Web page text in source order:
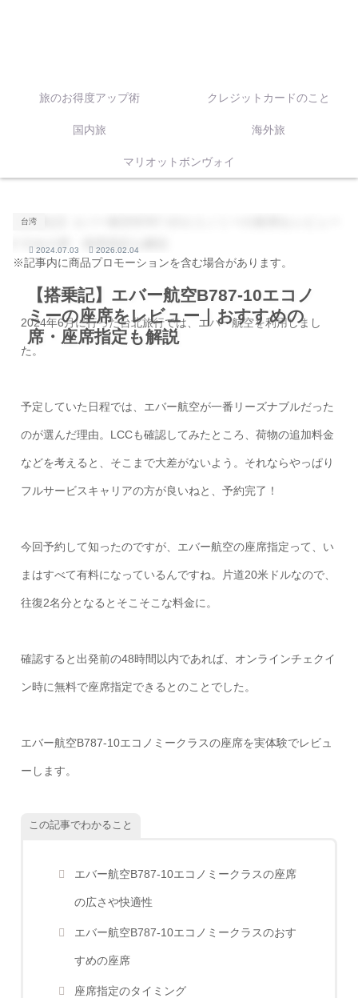
旅のお得度アップ術 クレジットカードのこと
国内旅 海外旅
マリオットボンヴォイ
【搭乗記】エバー航空B787-10エコノ
ミーの座席をレビュー｜おすすめの
席・座席指定も解説
台湾
2024.07.03 2026.02.04
※記事内に商品プロモーションを含む場合があります。
2024年6月に行った台北旅行では、エバー航空を利用しまし
た。
予定していた日程では、エバー航空が一番リーズナブルだった
のが選んだ理由。LCCも確認してみたところ、荷物の追加料金
などを考えると、そこまで大差がないよう。それならやっぱり
フルサービスキャリアの方が良いねと、予約完了！
今回予約して知ったのですが、エバー航空の座席指定って、い
まはすべて有料になっているんですね。片道20米ドルなので、
往復2名分となるとそこそこな料金に。
確認すると出発前の48時間以内であれば、オンラインチェクイ
ン時に無料で座席指定できるとのことでした。
エバー航空B787-10エコノミークラスの座席を実体験でレビュ
ーします。
この記事でわかること
エバー航空B787-10エコノミークラスの座席
の広さや快適性
エバー航空B787-10エコノミークラスのおす
すめの座席
座席指定のタイミング